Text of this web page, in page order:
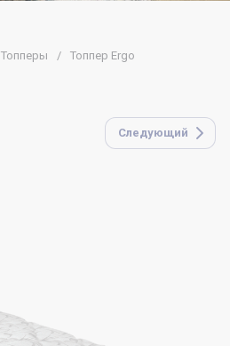
Топперы / Топпер Ergo
Следующий